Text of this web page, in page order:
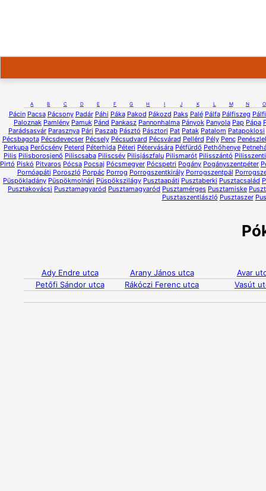
A B C D E F G H I J K L M N O
Pácin Pacsa Pácsony Padár Páhi Páka Pakod Pákozd Paks Palé Pálfa Pálfiszeg
Paloznak Pamlény Pamuk Pánd Pankasz Pannonhalma Pányok Panyola Pap Pápa
Parádsasvár Parasznya Pári Paszab Pásztó Pásztori Pat Patak Patalom Patapoklosi
Pécsbagota Pécsdevecser Pécsely Pécsudvard Pécsvárad Pellérd Pély Penc
Perkupa Perőcsény Peterd Péterhida Péteri Pétervására Pétfürdő Pethőhenye
Pilis Pilisborosjenő Piliscsaba Piliscsév Pilisjászfalu Pilismarót Pilisszántó
Pirtó Piskó Pitvaros Pócsa Pocsaj Pócsmegyer Pócspetri Pogány Pogányszentpéter
Pornóapáti Poroszló Porpác Porrog Porrogszentkirály Porrogszentpál
Püspökladány Püspökmolnári Püspökszilágy Pusztaapáti Pusztaberki Pusztacsalád
Pusztakovácsi Pusztamagyaród Pusztamagyaród Pusztamérges Pusztamiske
Pusztaszentlászló Pusztaszer
Ady Endre utca Arany János utca
Avar
Petőfi Sándor utca
Rákóczi Ferenc utca Vasút